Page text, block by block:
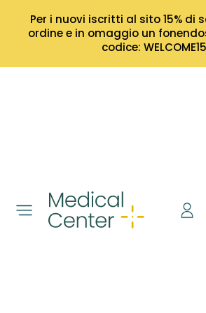
Per i nuovi iscritti al sito 15% di
ordine e in omaggio un
codice: